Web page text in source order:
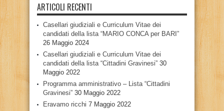
ARTICOLI RECENTI
Casellari giudiziali e Curriculum Vitae dei
candidati della lista “MARIO CONCA per BARI”
26 Maggio 2024
Casellari giudiziali e Curriculum Vitae dei
candidati della lista “Cittadini Gravinesi” 30
Maggio 2022
Programma amministrativo – Lista “Cittadini
Gravinesi” 30 Maggio 2022
Eravamo ricchi 7 Maggio 2022